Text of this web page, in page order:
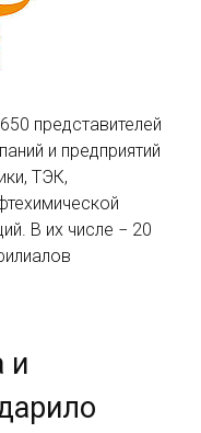
представителей
и предприятий
ТЭК,
В их числе − 20
и